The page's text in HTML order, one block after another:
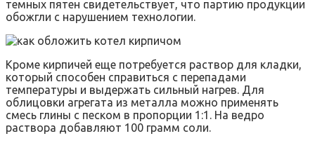
темных пятен свидетельствует, что партию продукции
обожгли с нарушением технологии.
Кроме кирпичей еще потребуется раствор для кладки,
который способен справиться с перепадами
температуры и выдержать сильный нагрев. Для
облицовки агрегата из металла можно применять
смесь глины с песком в пропорции 1:1. На ведро
раствора добавляют 100 грамм соли.